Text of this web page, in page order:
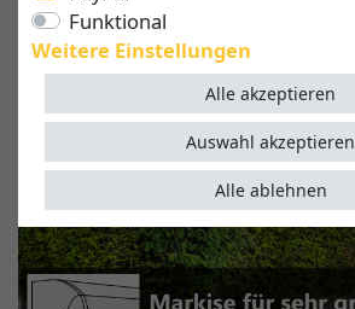
Funktional
Weitere Einstellungen
Alle akzeptieren
Alle ablehnen
Auswahl akzeptieren